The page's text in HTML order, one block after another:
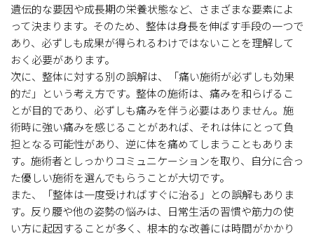
遺伝的な要因や成長期の栄養状態など、さまざまな要素によ
って決まります。そのため、整体は身長を伸ばす手段の一つで
あり、必ずしも成果が得られるわけではないことを理解して
おく必要があります。
次に、整体に対する別の誤解は、「痛い施術が必ずしも効果
的だ」という考え方です。整体の施術は、痛みを和らげるこ
とが目的であり、必ずしも痛みを伴う必要はありません。施
術時に強い痛みを感じることがあれば、それは体にとって負
担となる可能性があり、逆に体を痛めてしまうこともありま
す。施術者としっかりコミュニケーションを取り、自分に合っ
た優しい施術を選んでもらうことが大切です。
また、「整体は一度受ければすぐに治る」との誤解もありま
す。反り腰や他の姿勢の悩みは、日常生活の習慣や筋力の使
い方に起因することが多く、根本的な改善には時間がかかり